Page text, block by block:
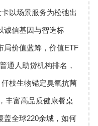
以场景服务为松弛出
诚信基因与智造标
局价值蓝筹，价值ETF
通人助贷机构排名，
枝生物锚定臭氧抗菌
丰富高品质健康餐桌
盖全球220余城，如何